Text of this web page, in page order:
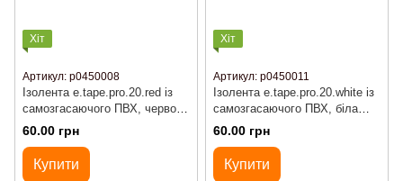
Хіт
Артикул: р0450008
Ізолента e.tape.pro.20.red із
самозгасаючого ПВХ, червона
(20м)
60.00 грн
Купити
Хіт
Артикул: р0450011
Ізолента e.tape.pro.20.white із
самозгасаючого ПВХ, біла
(20м)
60.00 грн
Купити